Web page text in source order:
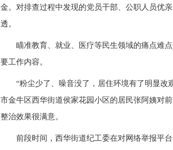
金。对排查过程中发现的党员干部、公职人员优
透。
瞄准教育、就业、医疗等民生领域的痛点难
要工作内容。
“粉尘少了、噪音没了，居住环境有了明显
市金牛区西华街道侯家花园小区的居民张阿姨对
整治效果很满意。
前段时间，西华街道纪工委在对网络举报平